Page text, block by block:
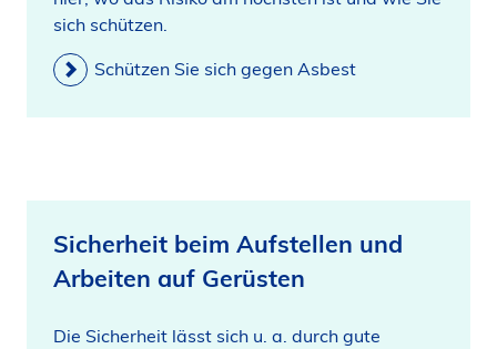
sich schützen.
Schützen Sie sich gegen Asbest
Sicherheit beim Aufstellen und
Arbeiten auf Gerüsten
Die Sicherheit lässt sich u. a. durch gute